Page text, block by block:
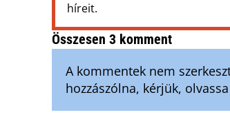
híreit.
Összesen 3 komment
A kommentek nem
hozzászólna, kérjük,